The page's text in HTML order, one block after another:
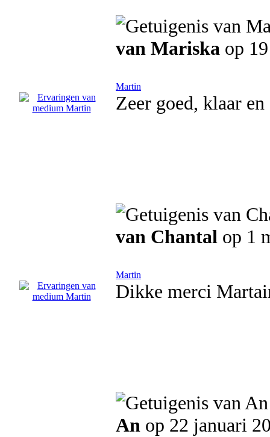
van Mariska op
Martin
Zeer goed, klaar
van Chantal op 1
Martin
Dikke merci
An op 22 januari